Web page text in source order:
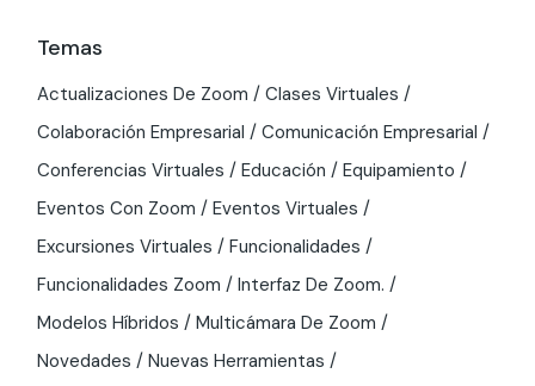
Temas
Actualizaciones De Zoom
Clases Virtuales
Colaboración Empresarial
Comunicación Empresarial
Conferencias Virtuales
Educación
Equipamiento
Eventos Con Zoom
Eventos Virtuales
Excursiones Virtuales
Funcionalidades
Funcionalidades Zoom
Interfaz De Zoom.
Modelos Híbridos
Multicámara De Zoom
Novedades
Nuevas Herramientas